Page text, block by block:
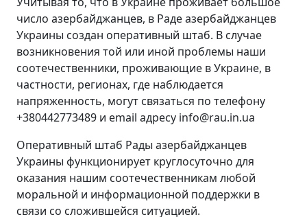
число азербайджанцев, в Раде азербайджанцев
Украины создан оперативный штаб. В случае
возникновения той или иной проблемы наши
соотечественники, проживающие в Украине, в
частности, регионах, где наблюдается
напряженность, могут связаться по телефону
+380442773489 и email адресу info@rau.in.ua
Оперативный штаб Рады азербайджанцев
Украины функционирует круглосуточно для
оказания нашим соотечественникам любой
моральной и информационной поддержки в
связи со сложившейся ситуацией.